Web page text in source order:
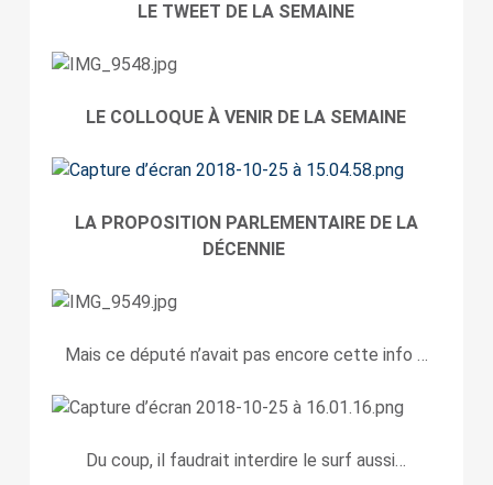
LE TWEET DE LA SEMAINE
LE COLLOQUE À VENIR DE LA SEMAINE
LA PROPOSITION PARLEMENTAIRE DE LA
DÉCENNIE
Mais ce député n’avait pas encore cette info …
Du coup, il faudrait interdire le surf aussi…